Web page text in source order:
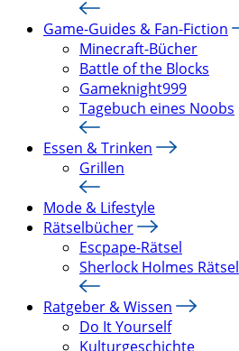
Game-Guides & Fan-Fiction
Minecraft-Bücher
Battle of the Blocks
Gameknight999
Tagebuch eines Noobs
Essen & Trinken
Grillen
Mode & Lifestyle
Rätselbücher
Escpape-Rätsel
Sherlock Holmes Rätsel
Ratgeber & Wissen
Do It Yourself
Kulturgeschichte